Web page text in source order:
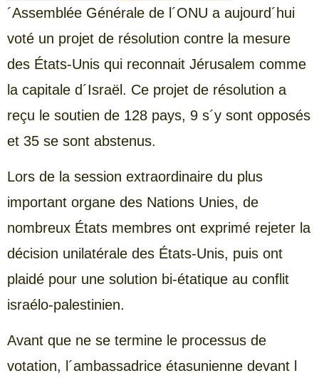
´Assemblée Générale de l´ONU a aujourd´hui
voté un projet de résolution contre la mesure
des États-Unis qui reconnait Jérusalem comme
la capitale d´Israël. Ce projet de résolution a
reçu le soutien de 128 pays, 9 s´y sont opposés
et 35 se sont abstenus.
Lors de la session extraordinaire du plus
important organe des Nations Unies, de
nombreux États membres ont exprimé rejeter la
décision unilatérale des États-Unis, puis ont
plaidé pour une solution bi-étatique au conflit
israélo-palestinien.
Avant que ne se termine le processus de
votation, l´ambassadrice étasunienne devant l